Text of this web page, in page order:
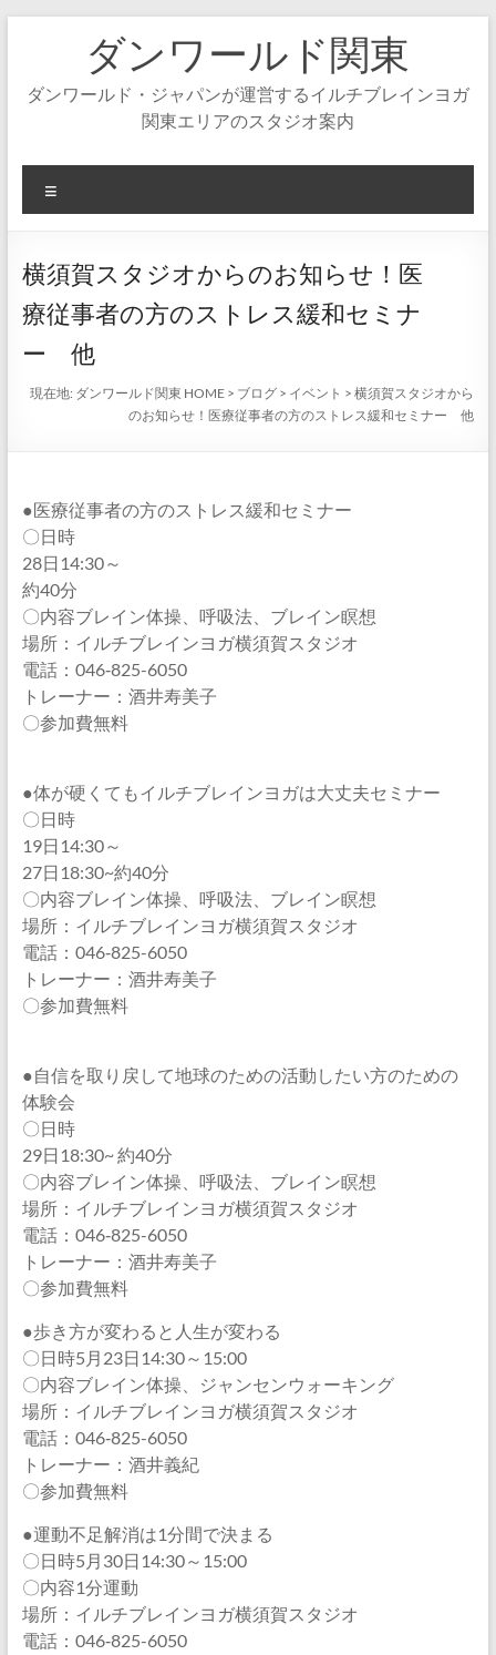
ダンワールド関東
ダンワールド・ジャパンが運営するイルチブレインヨガ
関東エリアのスタジオ案内
ニ
ー
横須賀スタジオからのお知らせ！医
療従事者の方のストレス緩和セミナ
ー 他
現在地: ダンワールド関東 HOME > ブログ > イベント >横須賀スタジオから
のお知らせ！医療従事者の方のストレス緩和セミナー 他
●医療従事者の方のストレス緩和セミナー
〇日時
28日14:30～
約40分
〇内容ブレイン体操、呼吸法、ブレイン瞑想
場所：イルチブレインヨガ横須賀スタジオ
電話：046‐825-6050
トレーナー：酒井寿美子
〇参加費無料
●体が硬くてもイルチブレインヨガは大丈夫セミナー
〇日時
19日14:30～
27日18:30~約40分
〇内容ブレイン体操、呼吸法、ブレイン瞑想
場所：イルチブレインヨガ横須賀スタジオ
電話：046‐825-6050
トレーナー：酒井寿美子
〇参加費無料
●自信を取り戻して地球のための活動したい方のための
体験会
〇日時
29日18:30~ 約40分
〇内容ブレイン体操、呼吸法、ブレイン瞑想
場所：イルチブレインヨガ横須賀スタジオ
電話：046‐825-6050
トレーナー：酒井寿美子
〇参加費無料
●歩き方が変わると人生が変わる
〇日時5月23日14:30～15:00
〇内容ブレイン体操、ジャンセンウォーキング
場所：イルチブレインヨガ横須賀スタジオ
電話：046‐825-6050
トレーナー：酒井義紀
〇参加費無料
●運動不足解消は1分間で決まる
〇日時5月30日14:30～15:00
〇内容1分運動
場所：イルチブレインヨガ横須賀スタジオ
電話：046‐825-6050